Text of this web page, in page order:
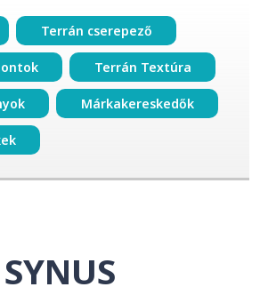
Terrán cserepező
Terrán Textúra
Márkakereskedők